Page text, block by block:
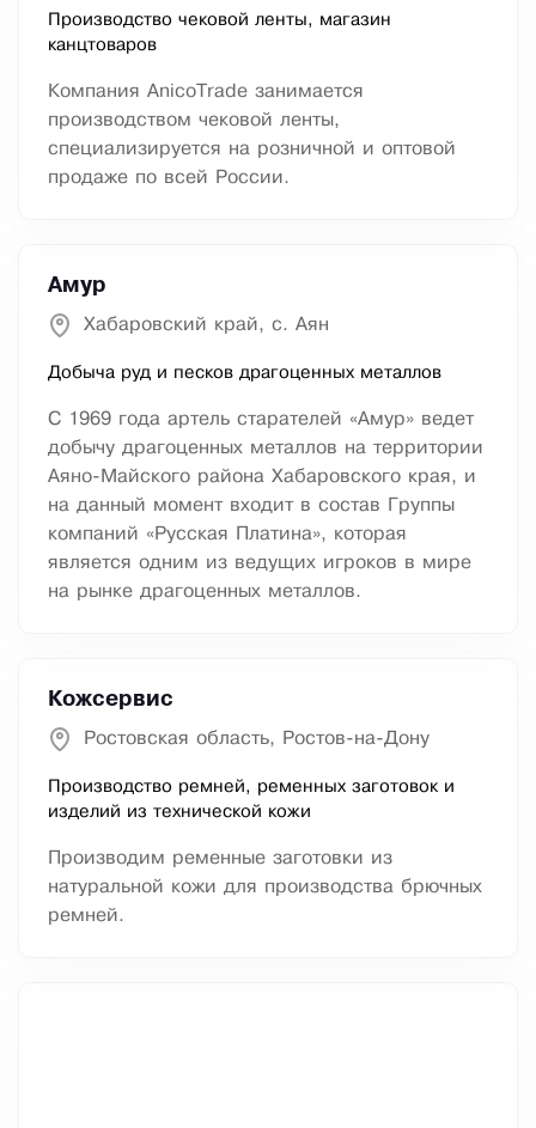
Производство чековой ленты, магазин
канцтоваров
Компания AnicoTrade занимается
производством чековой ленты,
специализируется на розничной и оптовой
продаже по всей России.
Амур
Хабаровский край, с. Аян
Добыча руд и песков драгоценных металлов
С 1969 года артель старателей «Амур» ведет
добычу драгоценных металлов на территории
Аяно-Майского района Хабаровского края, и
на данный момент входит в состав Группы
компаний «Русская Платина», которая
является одним из ведущих игроков в мире
на рынке драгоценных металлов.
Кожсервис
Ростовская область, Ростов-на-Дону
Производство ремней, ременных заготовок и
изделий из технической кожи
Производим ременные заготовки из
натуральной кожи для производства брючных
ремней.